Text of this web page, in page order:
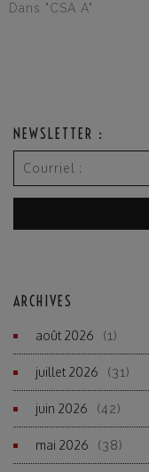
Dans "CSA A"
NEWSLETTER :
ARCHIVES
août 2026 (1)
juillet 2026 (31)
juin 2026 (42)
mai 2026 (38)